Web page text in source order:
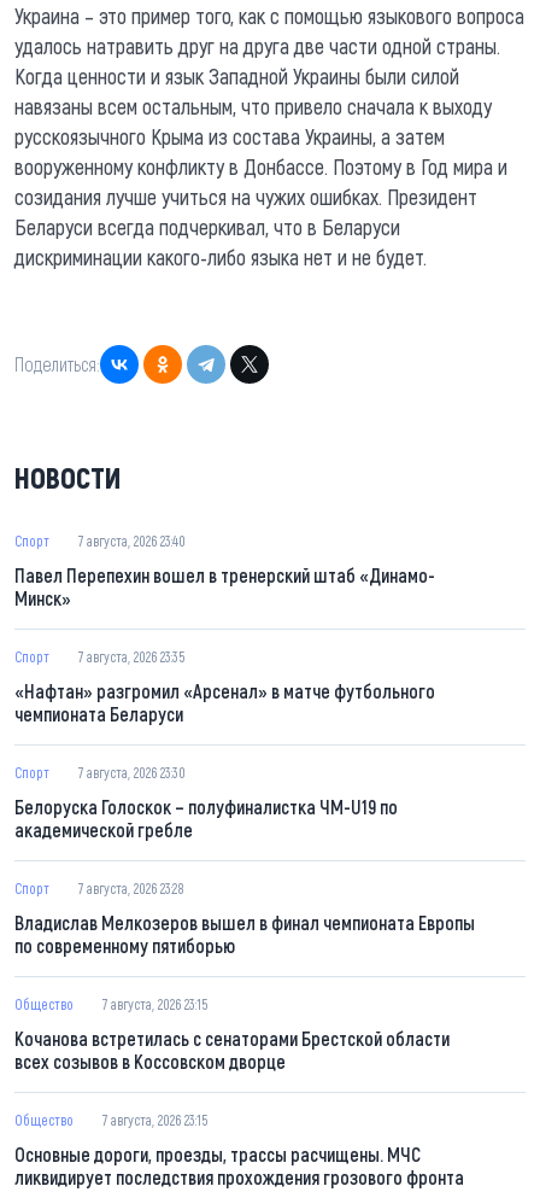
Украина – это пример того, как с помощью языкового вопроса
удалось натравить друг на друга две части одной страны.
Когда ценности и язык Западной Украины были силой
навязаны всем остальным, что привело сначала к выходу
русскоязычного Крыма из состава Украины, а затем
вооруженному конфликту в Донбассе. Поэтому в Год мира и
созидания лучше учиться на чужих ошибках. Президент
Беларуси всегда подчеркивал, что в Беларуси
дискриминации какого-либо языка нет и не будет.
Поделиться:
НОВОСТИ
Спорт 7 августа, 2026 23:40
Павел Перепехин вошел в тренерский штаб «Динамо-
Минск»
Спорт 7 августа, 2026 23:35
«Нафтан» разгромил «Арсенал» в матче футбольного
чемпионата Беларуси
Спорт 7 августа, 2026 23:30
Белоруска Голоскок – полуфиналистка ЧМ-U19 по
академической гребле
Спорт 7 августа, 2026 23:28
Владислав Мелкозеров вышел в финал чемпионата Европы
по современному пятиборью
Общество 7 августа, 2026 23:15
Кочанова встретилась с сенаторами Брестской области
всех созывов в Коссовском дворце
Общество 7 августа, 2026 23:15
Основные дороги, проезды, трассы расчищены. МЧС
ликвидирует последствия прохождения грозового фронта